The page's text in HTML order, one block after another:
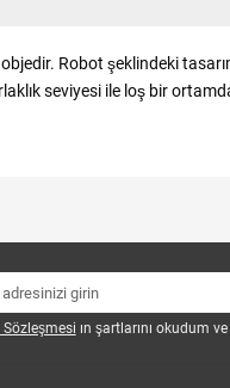
Robot şeklindeki
seviyesi ile loş bir
Sözleşmesi ın şartlarını okudum